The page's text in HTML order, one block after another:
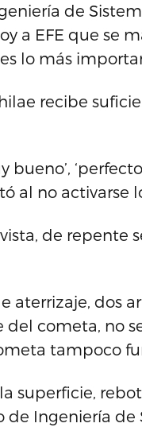
de
a EFE que se
lo más
recibe
bueno’,
al no activarse
de repente
aterrizaje, dos
cometa, no
tampoco
superficie,
Ingeniería de